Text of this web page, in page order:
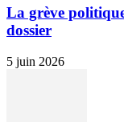
La grève
dossier
5 juin 2026